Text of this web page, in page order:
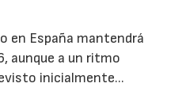
en España mantendrá
aunque a un ritmo
inicialmente...